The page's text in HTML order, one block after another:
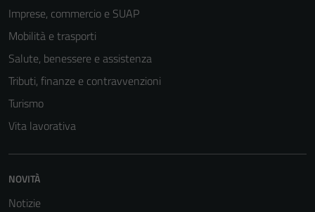
Imprese, commercio e SUAP
Mobilità e trasporti
Salute, benessere e assistenza
Tributi, finanze e contravvenzioni
Turismo
Vita lavorativa
NOVITÀ
Notizie